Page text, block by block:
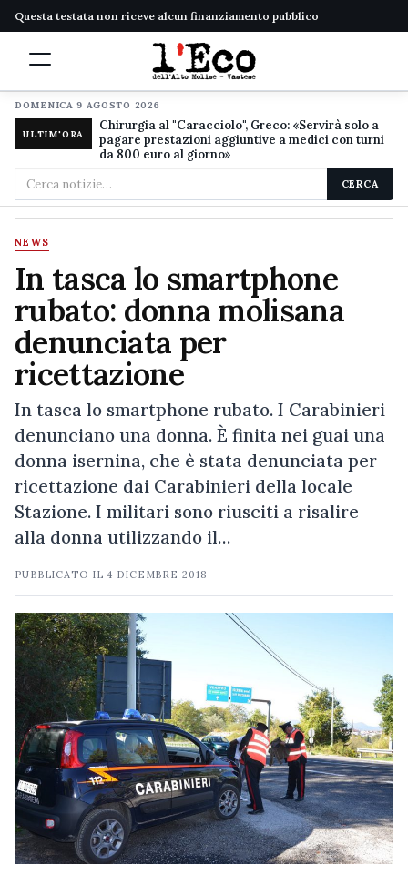
Questa testata non riceve alcun finanziamento pubblico
DOMENICA 9 AGOSTO 2026
ULTIM'ORA
Chirurgia al "Caracciolo", Greco: «Servirà solo a
pagare prestazioni aggiuntive a medici con turni
da 800 euro al giorno»
Cerca
nel
sito
CERCA
NEWS
In tasca lo smartphone
rubato: donna molisana
denunciata per
ricettazione
In tasca lo smartphone rubato. I Carabinieri
denunciano una donna. È finita nei guai una
donna isernina, che è stata denunciata per
ricettazione dai Carabinieri della locale
Stazione. I militari sono riusciti a risalire
alla donna utilizzando il…
PUBBLICATO IL4 DICEMBRE 2018